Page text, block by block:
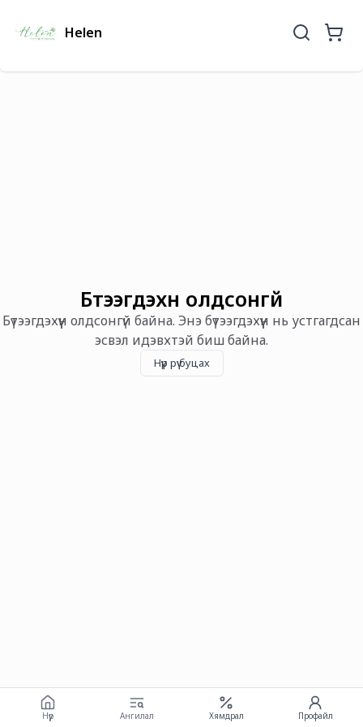
Helen
Бүтээгдэхүүн олдсонгүй
Бүтээгдэхүүн олдсонгүй байна. Энэ бүтээгдэхүүн нь устгагдсан
эсвэл идэвхтэй биш байна.
Нүүр рүү буцах
Нүүр Ангилал Хямдрал Профайл